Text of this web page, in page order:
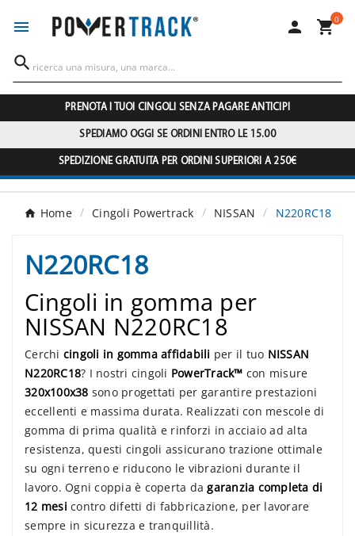
  0

PRENOTA I TUOI CINGOLI SENZA PAGARE ANTICIPI
SPEDIAMO OGGI SE ORDINI ENTRO LE 15.00
SPEDIZIONE GRATUITA PER ORDINI SUPERIORI A 250€
Home Cingoli Powertrack NISSAN N220RC18
N220RC18
Cingoli in gomma per
NISSAN N220RC18
Cerchi cingoli in gomma affidabili per il tuo NISSAN
N220RC18? I nostri cingoli PowerTrack™ con misure
320x100x38 sono progettati per garantire prestazioni
eccellenti e massima durata. Realizzati con mescole di
gomma di prima qualità e rinforzi in acciaio ad alta
resistenza, questi cingoli assicurano trazione ottimale
su ogni terreno e riducono le vibrazioni durante il
lavoro. Ogni coppia è coperta dagaranzia completa di
12 mesi contro difetti di fabbricazione, per lavorare
sempre in sicurezza e tranquillità.